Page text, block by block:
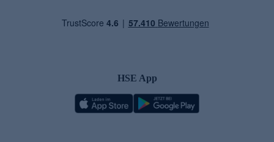
HSE App